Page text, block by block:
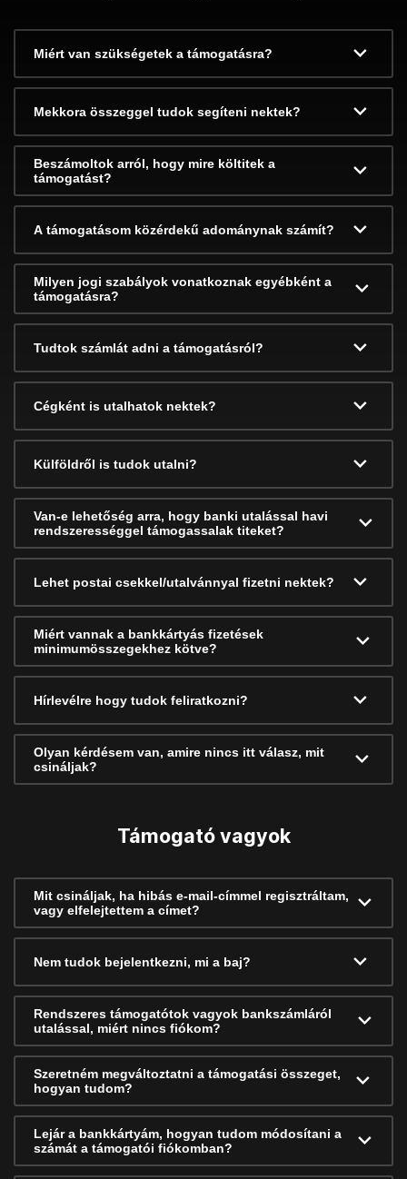
Miért van szükségetek a támogatásra?
Mekkora összeggel tudok segíteni nektek?
Beszámoltok arról, hogy mire költitek a
támogatást?
A támogatásom közérdekű adománynak számít?
Milyen jogi szabályok vonatkoznak egyébként a
támogatásra?
Tudtok számlát adni a támogatásról?
Cégként is utalhatok nektek?
Külföldről is tudok utalni?
Van-e lehetőség arra, hogy banki utalással havi
rendszerességgel támogassalak titeket?
Lehet postai csekkel/utalvánnyal fizetni nektek?
Miért vannak a bankkártyás fizetések
minimumösszegekhez kötve?
Hírlevélre hogy tudok feliratkozni?
Olyan kérdésem van, amire nincs itt válasz, mit
csináljak?
Támogató vagyok
Mit csináljak, ha hibás e-mail-címmel regisztráltam,
vagy elfelejtettem a címet?
Nem tudok bejelentkezni, mi a baj?
Rendszeres támogatótok vagyok bankszámláról
utalással, miért nincs fiókom?
Szeretném megváltoztatni a támogatási összeget,
hogyan tudom?
Lejár a bankkártyám, hogyan tudom módosítani a
számát a támogatói fiókomban?